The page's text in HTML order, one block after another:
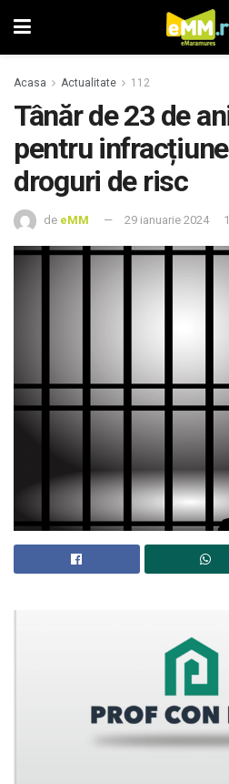
Acasa Actualitate 112
Tânăr de 23 de
pentru
droguri de risc
de eMM 29 ianuarie 2024